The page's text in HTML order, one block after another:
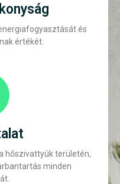
és
értékét.
hőszivattyúk területén,
minden